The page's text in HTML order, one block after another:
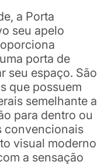
a Porta
seu apelo
porta de
seu espaço. São
que possuem
semelhante a
para dentro ou
convencionais
visual moderno
a sensação